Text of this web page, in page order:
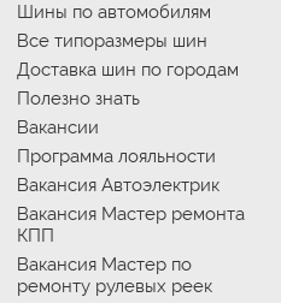
Шины по автомобилям
Все типоразмеры шин
Доставка шин по городам
Полезно знать
Вакансии
Программа лояльности
Вакансия Автоэлектрик
Вакансия Мастер ремонта
КПП
Вакансия Мастер по
ремонту рулевых реек